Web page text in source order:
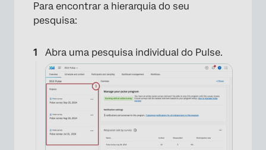
Para encontrar a hierarquia do seu
pesquisa:
Abra uma pesquisa individual do Pulse.